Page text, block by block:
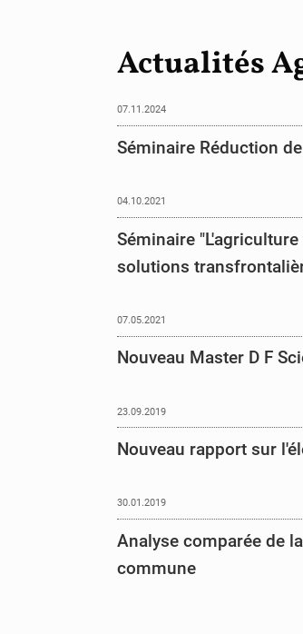
Actualités
07.11.2024
Séminaire Réduction
04.10.2021
Séminaire
solutions
07.05.2021
Nouveau Master D F
23.09.2019
Nouveau rapport sur
30.01.2019
Analyse comparée de
commune